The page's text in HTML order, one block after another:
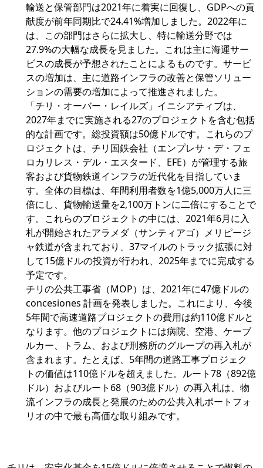
輸送と保管部門は2021年に着実に回復し、GDPへの貢
献度が前年同期比で24.41%増加しました。2022年に
は、この部門はさらに拡大し、特に輸送分野では
27.9%の大幅な成長を見ました。これは主に海運サー
ビスの成長が予想されたことによるものです。サービ
スの増加は、主に道路インフラの改善と保管ソリュー
ションの需要の増加によって推進されました。
「チリ・オーバー・レイルズ」イニシアティブは、
2027年までに実施される27のプロジェクトを含む包括
的な計画です。総投資額は50億ドルです。これらのプ
ロジェクトは、チリ国鉄会社（エンプレサ・デ・フェ
ロカリレス・デル・エスタード、EFE）が管理する旅
客および貨物鉄道インフラの近代化を目指していま
す。全体の目標は、年間利用者数を1億5,000万人に三
倍にし、貨物輸送量を2,100万トンに二倍にすることで
す。これらのプロジェクトの中には、2021年6月に入
札が開始されたアラメダ（サンティアゴ）メリピージ
ャ鉄道が含まれており、37マイルのトラック拡張に対
して15億ドルの投資が行われ、2025年までに完成する
予定です。
チリの公共工事省（MOP）は、2021年に47億ドルの
concesiones 計画を発表しました。これにより、今後
5年間で高速道路プロジェクトの費用は約110億ドルと
なります。他のプロジェクトには病院、空港、ケーブ
ルカー、トラム、および刑務所のグループの再入札が
含まれます。たとえば、5年間の道路工事プロジェク
トの価値は110億ドルを超えました。ルート78（892億
ドル）およびルート68（903億ドル）の再入札は、物
流インフラの成長と発展のための公共入札ポートフォ
リオの中で最も高価な取り組みです。